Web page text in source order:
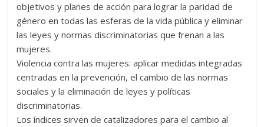
objetivos y planes de acción para lograr la paridad de
género en todas las esferas de la vida pública y eliminar
las leyes y normas discriminatorias que frenan a las
mujeres.
Violencia contra las mujeres: aplicar medidas integradas
centradas en la prevención, el cambio de las normas
sociales y la eliminación de leyes y políticas
discriminatorias.
Los índices sirven de catalizadores para el cambio al